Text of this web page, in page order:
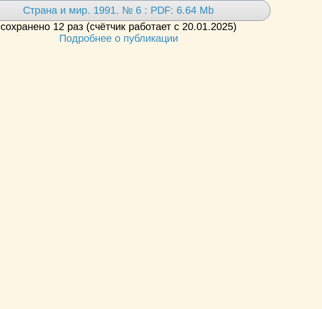
Страна и мир. 1991. № 6 : PDF: 6.64 Mb
сохранено 12 раз (счётчик работает с 20.01.2025)
Подробнее о публикации